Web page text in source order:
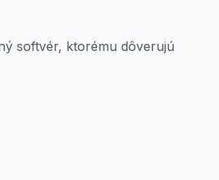
softvér, ktorému dôverujú